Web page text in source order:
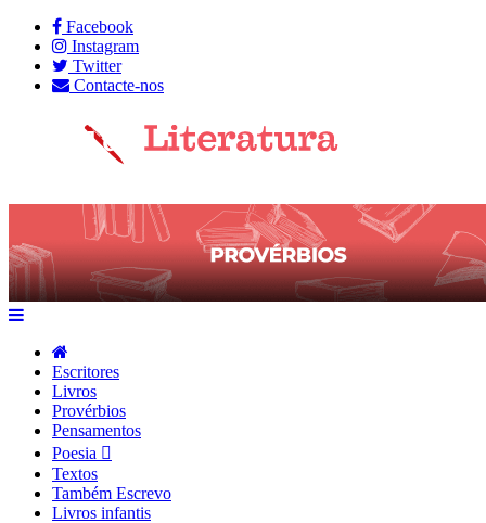
Facebook
Instagram
Twitter
Contacte-nos
Escritores
Livros
Provérbios
Pensamentos
Poesia
Textos
Também Escrevo
Livros infantis